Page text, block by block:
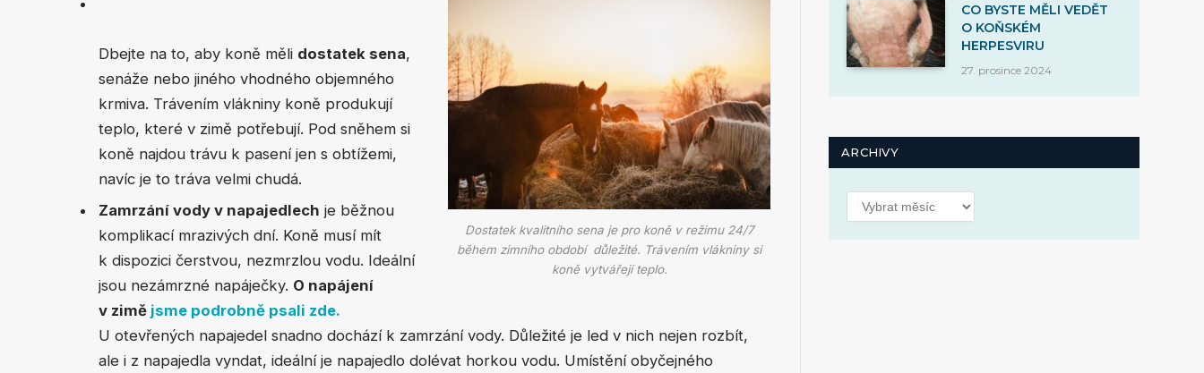
Dostatek kvalitního sena je pro koně v režimu 24/7
během zimního období důležité. Trávením vlákniny si
koně vytvářejí teplo.
Dbejte na to, aby koně měli dostatek sena,
senáže nebo jiného vhodného objemného
krmiva. Trávením vlákniny koně produkují
teplo, které v zimě potřebují. Pod sněhem si
koně najdou trávu k pasení jen s obtížemi,
navíc je to tráva velmi chudá.
Zamrzání vody v napajedlech je běžnou
komplikací mrazivých dní. Koně musí mít
k dispozici čerstvou, nezmrzlou vodu. Ideální
jsou nezámrzné napáječky. O napájení
v zimě jsme podrobně psali zde.
U otevřených napajedel snadno dochází k zamrzání vody. Důležité je led v nich nejen rozbít,
ale i z napajedla vyndat, ideální je napajedlo dolévat horkou vodu. Umístění obyčejného
CO BYSTE MĚLI VEDĚT
O KOŇSKÉM
HERPESVIRU
27. prosince 2024
ARCHIVY
Archivy